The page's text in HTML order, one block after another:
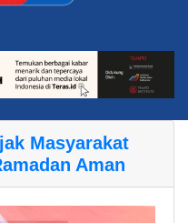
Masyarakat
Aman